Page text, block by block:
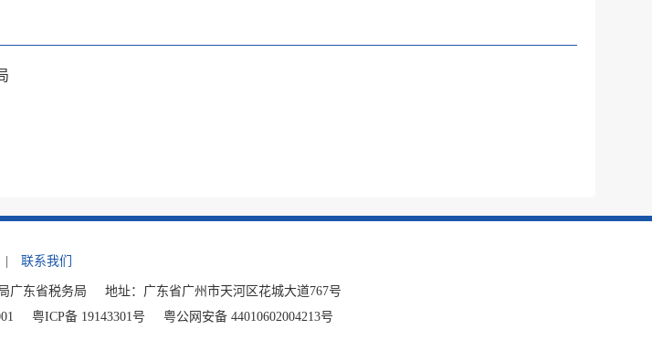
联系我们
广东省税务局
地址：广东省广州市天河区花城大道767号
粤ICP备 19143301号 粤公网安备 44010602004213号